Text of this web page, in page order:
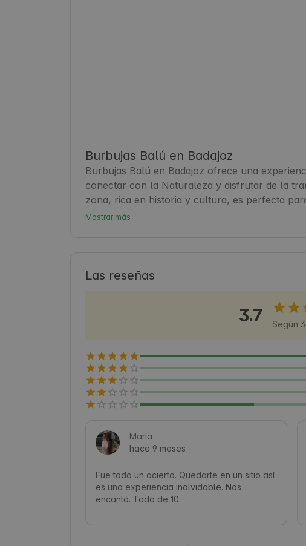
Burbujas Balú en Badajoz
Burbujas Balú en Badajoz ofrece una
conectar con la Naturaleza y disfrutar de la
zona, rica en historia y cultura, es perfecta
rural y la hospitalidad local. El alojamiento es
Mostrar más
Las reseñas
3.7 Según
María
hace 9 meses
Fue todo un acierto. Quedarte en un sitio así
es una experiencia inolvidable. Nos
encantó. Todo de 10.